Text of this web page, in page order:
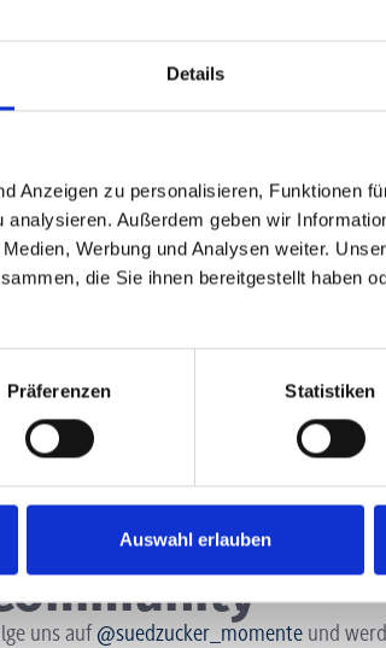
Details
Anzeigen zu personalisieren, Funktionen
Außerdem geben wir
Werbung und Analysen weiter.
die Sie ihnen bereitgestellt haben
Präferenzen Statistiken
Auswahl erlauben
Auf unserer Website findest du eine bunte
Infos zu unseren Zuckerrüben, Landwirten
entdecke warum Zuckerrüben echte
Tauche ein in die scheinbar unendliche
Produkte. Finde in unserem Rezeptfinder
Marmeladen Atelier, beim Kreieren deines
kreativ! 💫✨
uns auf @suedzucker_momente und